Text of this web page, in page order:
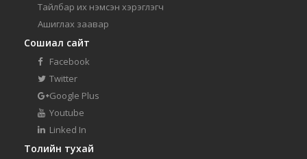
Тайлбар их нэмсэн хэрэглэгч
Ашиглах заавар
Сошиал сайт
Facebook
Twitter
Google Plus
Youtube
Linked In
Толийн тухай